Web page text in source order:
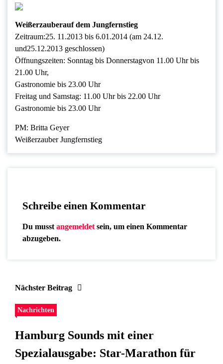
Weißerzauberauf dem Jungfernstieg
Zeitraum:25. 11.2013 bis 6.01.2014 (am 24.12.
und25.12.2013 geschlossen)
Öffnungszeiten: Sonntag bis Donnerstagvon 11.00 Uhr bis
21.00 Uhr,
Gastronomie bis 23.00 Uhr
Freitag und Samstag: 11.00 Uhr bis 22.00 Uhr
Gastronomie bis 23.00 Uhr
PM: Britta Geyer
Weißerzauber Jungfernstieg
Schreibe einen Kommentar
Du musst angemeldet sein, um einen Kommentar
abzugeben.
Nächster Beitrag
Nachrichten
Hamburg Sounds mit einer
Spezialausgabe: Star-Marathon für